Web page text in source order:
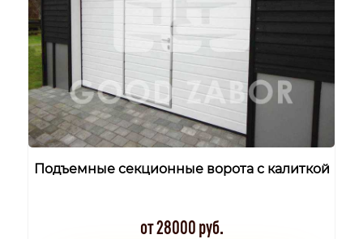
Подъемные секционные ворота с калиткой
от 28000 руб.